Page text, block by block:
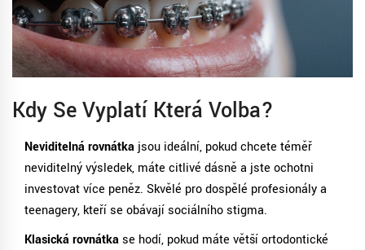
Kdy Se Vyplatí Která Volba?
Neviditelná rovnátkajsou ideální, pokud chcete téměř
neviditelný výsledek, máte citlivé dásně a jste ochotni
investovat více peněz. Skvělé pro dospělé profesionály a
teenagery, kteří se obávají sociálního stigma.
Klasická rovnátkase hodí, pokud máte větší ortodontické